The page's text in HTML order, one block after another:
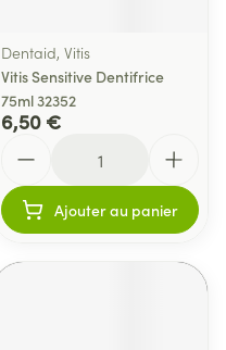
Dentaid, Vitis
Vitis Sensitive Dentifrice
75ml 32352
6,50 €
Ajouter au panier